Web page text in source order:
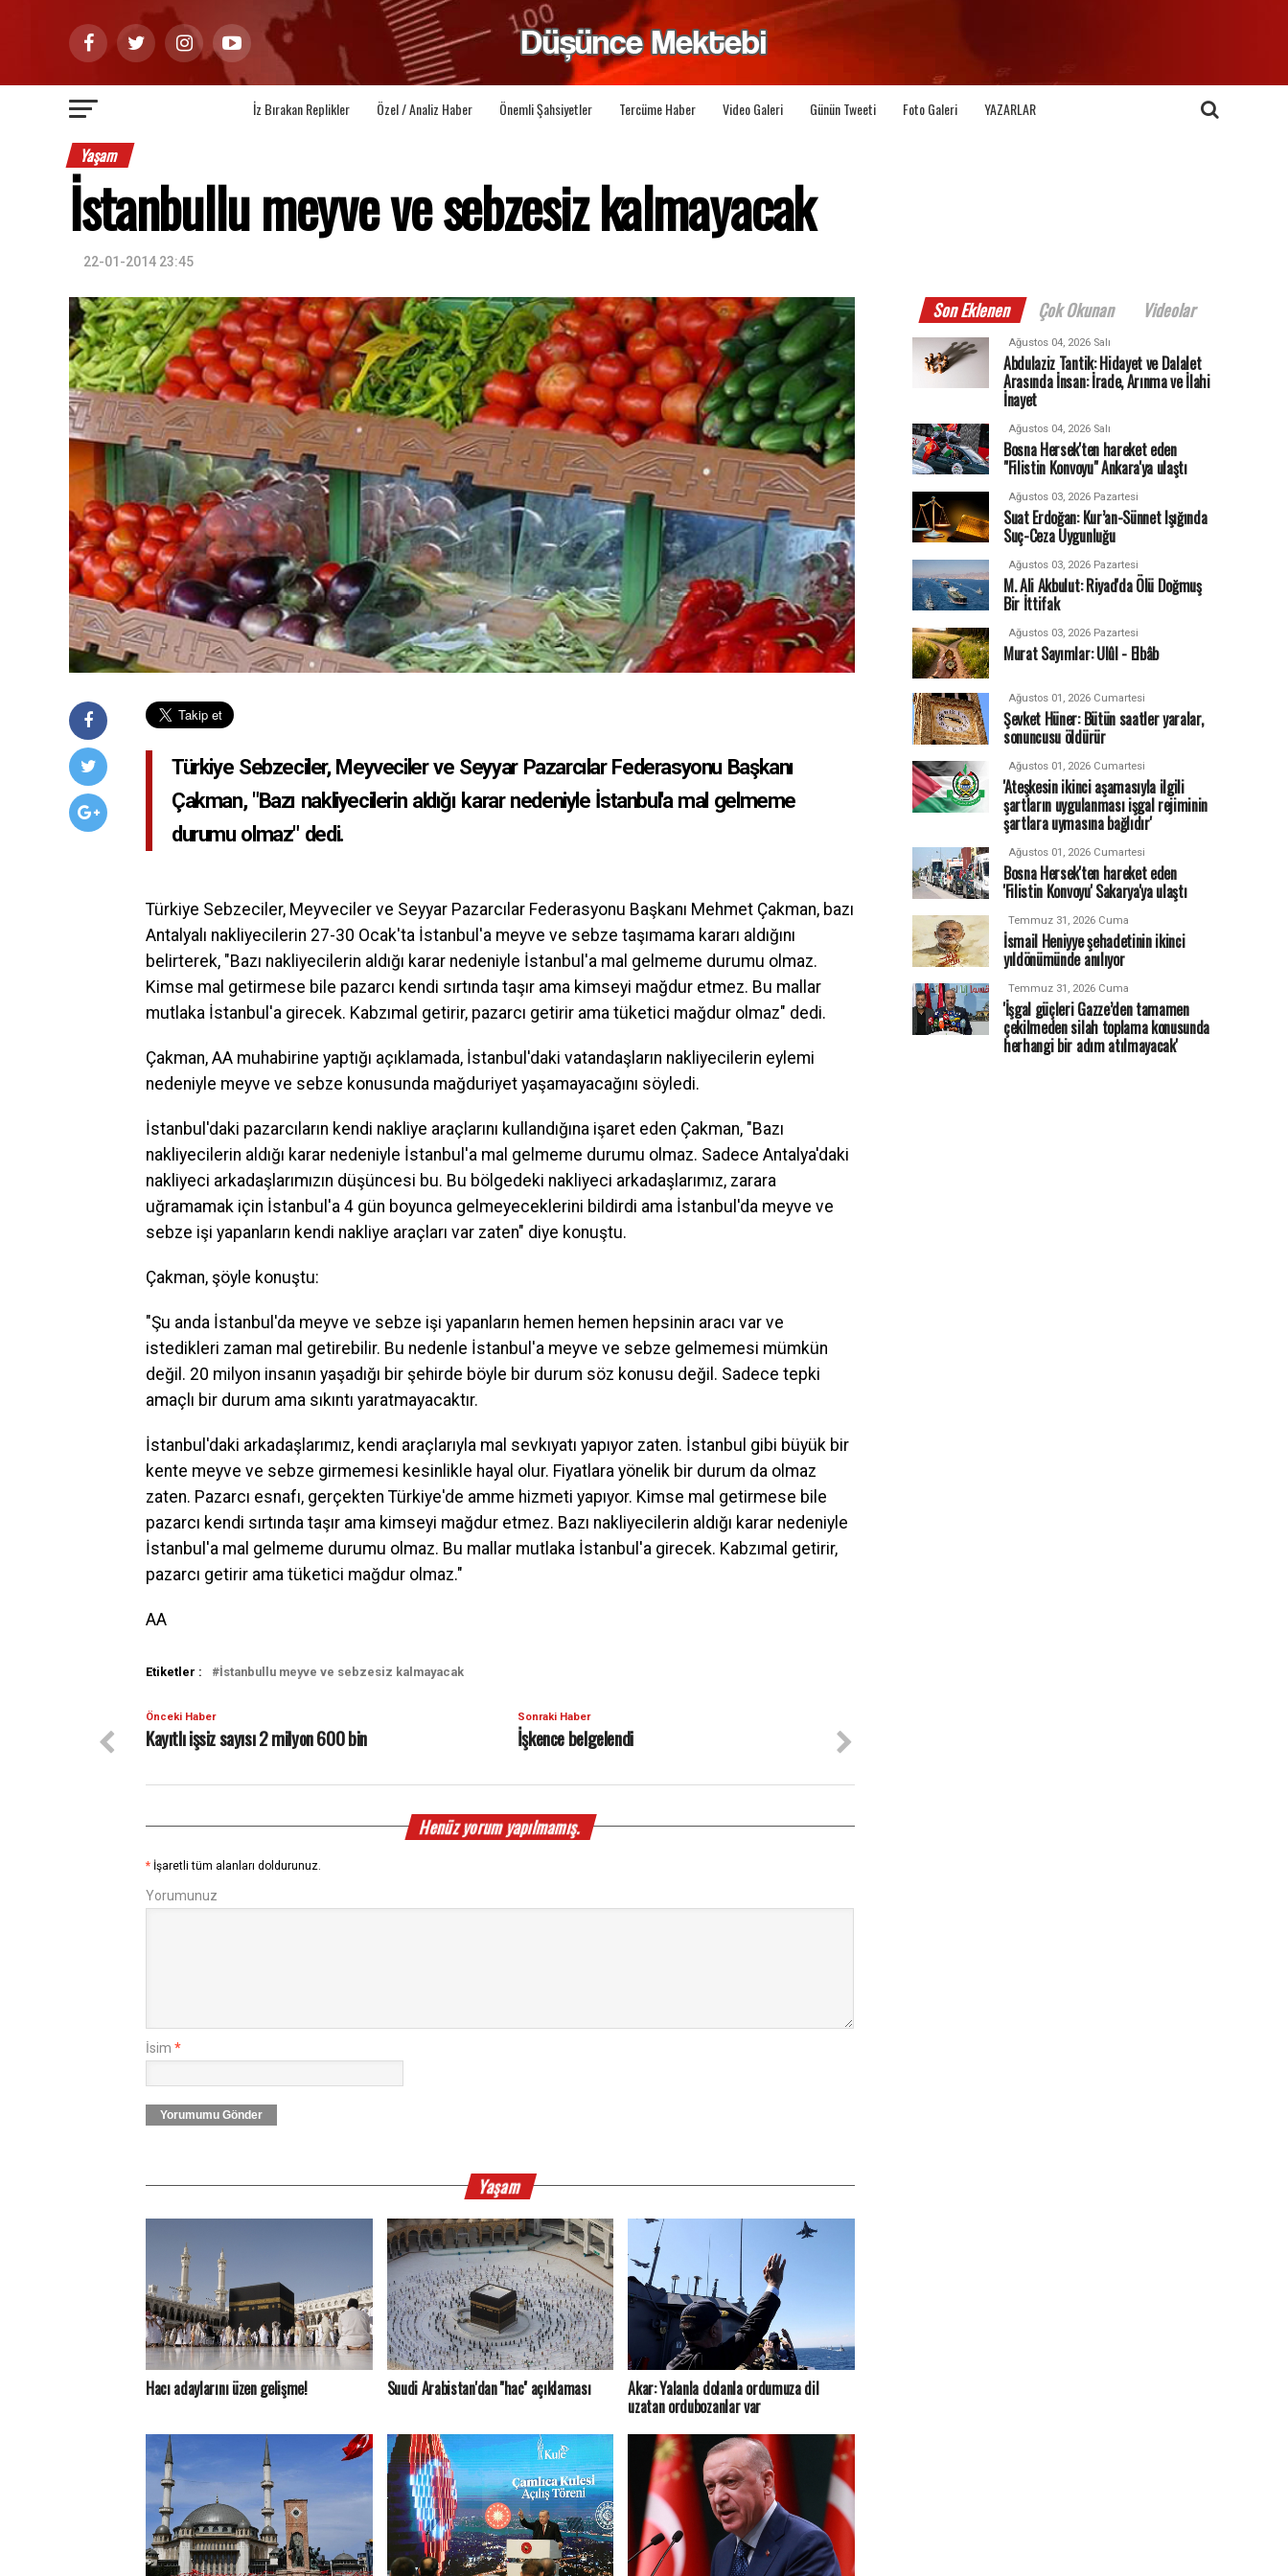
İz Bırakan Replikler Özel / Analiz Haber Önemli Şahsiyetler Tercüme Haber Video Galeri Günün Tweeti Foto Galeri YAZARLAR
Yaşam
İstanbullu meyve ve sebzesiz kalmayacak
22-01-2014 23:45
Türkiye Sebzeciler, Meyveciler ve Seyyar Pazarcılar Federasyonu Başkanı
Çakman, "Bazı nakliyecilerin aldığı karar nedeniyle İstanbul'a mal gelmeme
durumu olmaz" dedi.
Türkiye Sebzeciler, Meyveciler ve Seyyar Pazarcılar Federasyonu Başkanı Mehmet Çakman, bazı
Antalyalı nakliyecilerin 27-30 Ocak'ta İstanbul'a meyve ve sebze taşımama kararı aldığını
belirterek, "Bazı nakliyecilerin aldığı karar nedeniyle İstanbul'a mal gelmeme durumu olmaz.
Kimse mal getirmese bile pazarcı kendi sırtında taşır ama kimseyi mağdur etmez. Bu mallar
mutlaka İstanbul'a girecek. Kabzımal getirir, pazarcı getirir ama tüketici mağdur olmaz" dedi.
Çakman, AA muhabirine yaptığı açıklamada, İstanbul'daki vatandaşların nakliyecilerin eylemi
nedeniyle meyve ve sebze konusunda mağduriyet yaşamayacağını söyledi.
İstanbul'daki pazarcıların kendi nakliye araçlarını kullandığına işaret eden Çakman, "Bazı
nakliyecilerin aldığı karar nedeniyle İstanbul'a mal gelmeme durumu olmaz. Sadece Antalya'daki
nakliyeci arkadaşlarımızın düşüncesi bu. Bu bölgedeki nakliyeci arkadaşlarımız, zarara
uğramamak için İstanbul'a 4 gün boyunca gelmeyeceklerini bildirdi ama İstanbul'da meyve ve
sebze işi yapanların kendi nakliye araçları var zaten" diye konuştu.
Çakman, şöyle konuştu:
"Şu anda İstanbul'da meyve ve sebze işi yapanların hemen hemen hepsinin aracı var ve
istedikleri zaman mal getirebilir. Bu nedenle İstanbul'a meyve ve sebze gelmemesi mümkün
değil. 20 milyon insanın yaşadığı bir şehirde böyle bir durum söz konusu değil. Sadece tepki
amaçlı bir durum ama sıkıntı yaratmayacaktır.
İstanbul'daki arkadaşlarımız, kendi araçlarıyla mal sevkıyatı yapıyor zaten. İstanbul gibi büyük bir
kente meyve ve sebze girmemesi kesinlikle hayal olur. Fiyatlara yönelik bir durum da olmaz
zaten. Pazarcı esnafı, gerçekten Türkiye'de amme hizmeti yapıyor. Kimse mal getirmese bile
pazarcı kendi sırtında taşır ama kimseyi mağdur etmez. Bazı nakliyecilerin aldığı karar nedeniyle
İstanbul'a mal gelmeme durumu olmaz. Bu mallar mutlaka İstanbul'a girecek. Kabzımal getirir,
pazarcı getirir ama tüketici mağdur olmaz."
AA
Etiketler : İstanbullu meyve ve sebzesiz kalmayacak
Önceki Haber
Kayıtlı işsiz sayısı 2 milyon 600 bin
Sonraki Haber
İşkence belgelendi
Henüz yorum yapılmamış.
* İşaretli tüm alanları doldurunuz.
Yorumunuz
İsim *
Yorumumu Gönder
Yaşam
Hacı adaylarını üzen gelişme! Suudi Arabistan'dan ''hac'' açıklaması Akar: Yalanla dolanla ordumuza dil
uzatan ordubozanlar var
Son Eklenen Çok Okunan Videolar
Ağustos 04, 2026 Salı
Abdulaziz Tantik: Hidayet ve Dalalet
Arasında İnsan: İrade, Arınma ve İlahi
İnayet
Ağustos 04, 2026 Salı
Bosna Hersek'ten hareket eden
"Filistin Konvoyu" Ankara'ya ulaştı
Ağustos 03, 2026 Pazartesi
Suat Erdoğan: Kur’an-Sünnet Işığında
Suç-Ceza Uygunluğu
Ağustos 03, 2026 Pazartesi
M. Ali Akbulut: Riyad'da Ölü Doğmuş
Bir İttifak
Ağustos 03, 2026 Pazartesi
Murat Sayımlar: Ulûl - Elbâb
Ağustos 01, 2026 Cumartesi
Şevket Hüner: Bütün saatler yaralar,
sonuncusu öldürür
Ağustos 01, 2026 Cumartesi
'Ateşkesin ikinci aşamasıyla ilgili
şartların uygulanması işgal rejiminin
şartlara uymasına bağlıdır'
Ağustos 01, 2026 Cumartesi
Bosna Hersek'ten hareket eden
'Filistin Konvoyu' Sakarya'ya ulaştı
Temmuz 31, 2026 Cuma
İsmail Heniyye şehadetinin ikinci
yıldönümünde anılıyor
Temmuz 31, 2026 Cuma
'İşgal güçleri Gazze’den tamamen
çekilmeden silah toplama konusunda
herhangi bir adım atılmayacak'